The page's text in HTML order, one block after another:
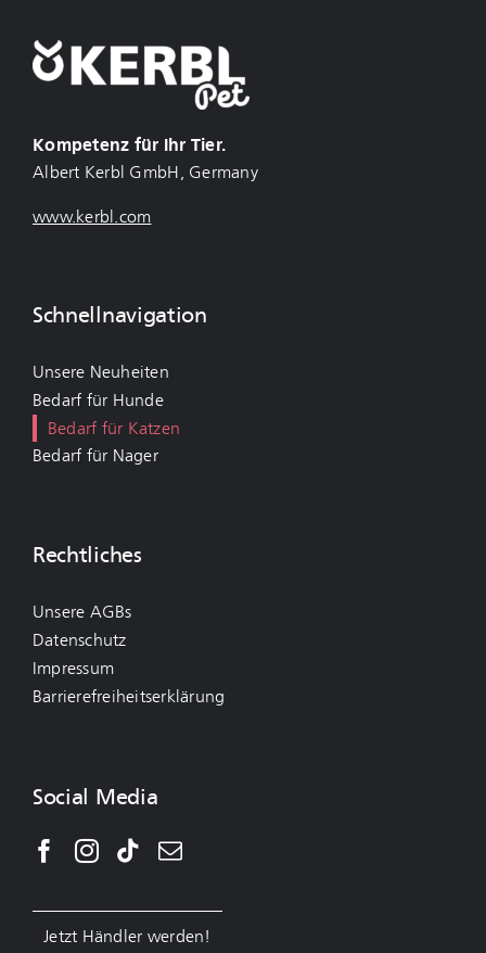
Kompetenz für Ihr Tier.
Albert Kerbl GmbH, Germany
www.kerbl.com
Schnellnavigation
Unsere Neuheiten
Bedarf für Hunde
Bedarf für Katzen
Bedarf für Nager
Rechtliches
Unsere AGBs
Datenschutz
Impressum
Barrierefreiheitserklärung
Social Media
Jetzt Händler werden!